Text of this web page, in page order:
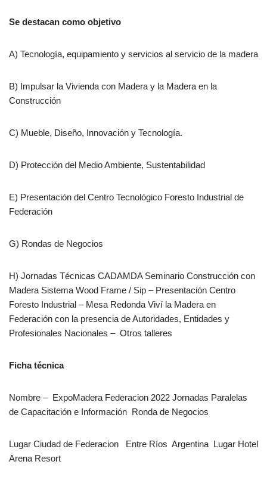
Se destacan como objetivo
A) Tecnología, equipamiento y servicios al servicio de la madera
B) Impulsar la Vivienda con Madera y la Madera en la
Construcción
C) Mueble, Diseño, Innovación y Tecnología.
D) Protección del Medio Ambiente, Sustentabilidad
E) Presentación del Centro Tecnológico Foresto Industrial de
Federación
G) Rondas de Negocios
H) Jornadas Técnicas CADAMDA Seminario Construcción con
Madera Sistema Wood Frame / Sip – Presentación Centro
Foresto Industrial – Mesa Redonda Viví la Madera en
Federación con la presencia de Autoridades, Entidades y
Profesionales Nacionales – Otros talleres
Ficha técnica
Nombre – ExpoMadera Federacion 2022 Jornadas Paralelas
de Capacitación e Información Ronda de Negocios
Lugar Ciudad de Federacion Entre Ríos Argentina Lugar Hotel
Arena Resort